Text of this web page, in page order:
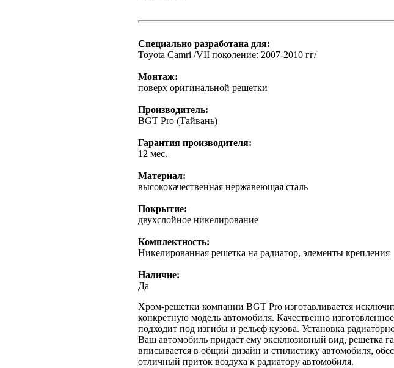
Специально разработана для:
Toyota Camri /VII поколение: 2007-2010 гг/
Монтаж:
поверх оригинальной решетки
Производитель:
BGT Pro (Тайвань)
Гарантия производителя:
12 мес.
Материал:
высококачественная нержавеющая сталь
Покрытие:
двухслойное никелирование
Комплектность:
Никелированная решетка на радиатор, элементы крепления
Наличие:
Да
Хром-решетки компании BGT Pro изготавливается
конкретную модель автомобиля. Качественно
подходит под изгибы и рельеф кузова. Установка
Ваш автомобиль придаст ему эксклюзивный вид, решетка
вписывается в общий дизайн и стилистику автомобиля,
отличный приток воздуха к радиатору автомобиля.